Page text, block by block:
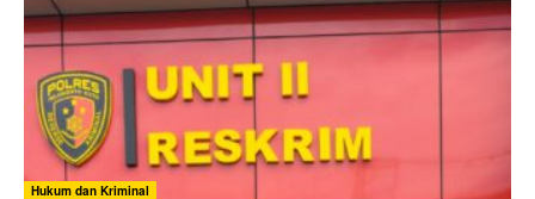
Hukum dan Kriminal